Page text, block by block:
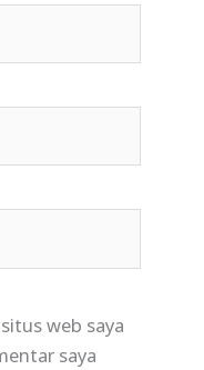
web saya
saya